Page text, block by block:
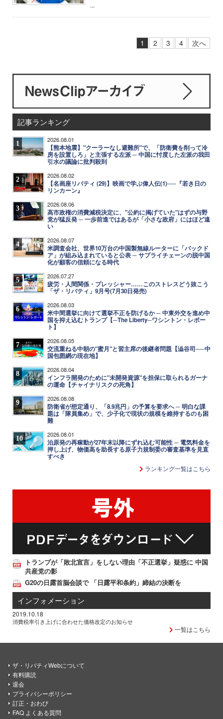
...
1 2 3 4 次へ
記事ランキング
1 2026.08.01
【熊本地震】"クーラーなし避難所"で、「防衛費を削って冷
房を設置しろ」と主張する左派 ─ 中国に忖度した左派の我田
引水の議論に批判殺到
2 2026.08.02
【名画座リバティ (29)】映画で学ぶ偉人伝(1)──『若き日の
リンカーン』
3 2026.08.06
高市政権の消費減税決定に、"公約に掲げていた"はずの与野
党が猛反発 ─ 一歩前進ではあるが「小さな政府」にはほど遠
い
4 2026.08.07
米調査会社、世界10万台の中国製無線ルーターに「バックド
ア」が組み込まれていると公表 ─ サプライチェーンの脱中国
化が顧客の信頼になる時代
5 2026.07.27
疲労・人間関係・プレッシャー……このストレスどう抜こう
「ザ・リバティ」9月号(7月30日発売)
6 2026.08.03
米中間選挙に向けて選挙不正を防げるか ─ 中東外交を進め中
国を抑え込むトランプ【─The Liberty─ワシントン・レポー
ト】
7 2026.08.05
交流重ねる中朝の"蜜月"と習主席の後継者問題【澁谷司──中
国包囲網の現在地】
8 2026.08.04
インフラ開発のために"未開発資源"を担保に取られるガーナ
の運命【チャイナリスクの死角】
9 2026.08.08
防衛省が想定通り、「8.9兆円」の予算を要求へ ─ 明白な課
題は「隊員集め」で、少子化で現状の規模を維持するのも困
難
10 2026.08.01
泊原発の再稼動が27年末以降にずれ込む可能性 ─ 電気料金を
押し上げ、物価高を助長する原子力規制委の審査基準を見直
すべき
ランキング一覧はこちら
トランプが「敗北宣言」をしない理由「不正選挙」疑惑に 中国
共産党の影
G20の日露首脳会談で 「日露平和条約」締結の決断を
インフォメーション
2019.10.18
消費税率引き上げに合わせた価格改定のお知らせ
一覧はこちら
ザ・リバティWebについて
有料購読
退会
プライバシーポリシー
訂正・おわび
FAQ よくある質問